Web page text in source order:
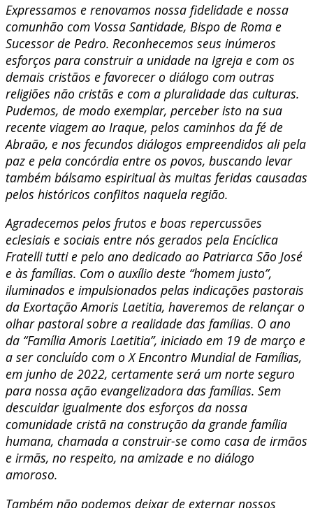
Expressamos e renovamos nossa fidelidade e nossa
comunhão com Vossa Santidade, Bispo de Roma e
Sucessor de Pedro. Reconhecemos seus inúmeros
esforços para construir a unidade na Igreja e com os
demais cristãos e favorecer o diálogo com outras
religiões não cristãs e com a pluralidade das culturas.
Pudemos, de modo exemplar, perceber isto na sua
recente viagem ao Iraque, pelos caminhos da fé de
Abraão, e nos fecundos diálogos empreendidos ali pela
paz e pela concórdia entre os povos, buscando levar
também bálsamo espiritual às muitas feridas causadas
pelos históricos conflitos naquela região.
Agradecemos pelos frutos e boas repercussões
eclesiais e sociais entre nós gerados pela Encíclica
Fratelli tutti e pelo ano dedicado ao Patriarca São José
e às famílias. Com o auxílio deste “homem justo”,
iluminados e impulsionados pelas indicações pastorais
da Exortação Amoris Laetitia, haveremos de relançar o
olhar pastoral sobre a realidade das famílias. O ano
da “Família Amoris Laetitia”, iniciado em 19 de março e
a ser concluído com o X Encontro Mundial de Famílias,
em junho de 2022, certamente será um norte seguro
para nossa ação evangelizadora das famílias. Sem
descuidar igualmente dos esforços da nossa
comunidade cristã na construção da grande família
humana, chamada a construir-se como casa de irmãos
e irmãs, no respeito, na amizade e no diálogo
amoroso.
Também não podemos deixar de externar nossos